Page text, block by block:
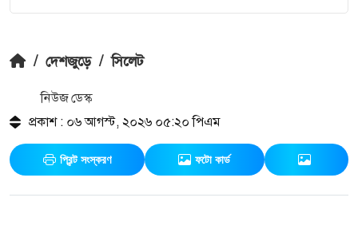
/ দেশজুড়ে / সিলেট
নিউজ ডেস্ক
প্রকাশ : ০৬ আগস্ট, ২০২৬ ০৫:২০ পিএম
প্রিন্ট সংস্করণ ফটো কার্ড